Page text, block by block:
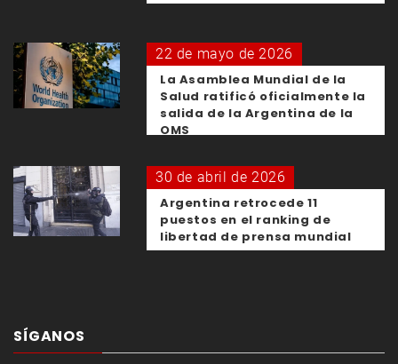
22 de mayo de 2026
La Asamblea Mundial de la
Salud ratificó oficialmente la
salida de la Argentina de la
OMS
30 de abril de 2026
Argentina retrocede 11
puestos en el ranking de
libertad de prensa mundial
SÍGANOS